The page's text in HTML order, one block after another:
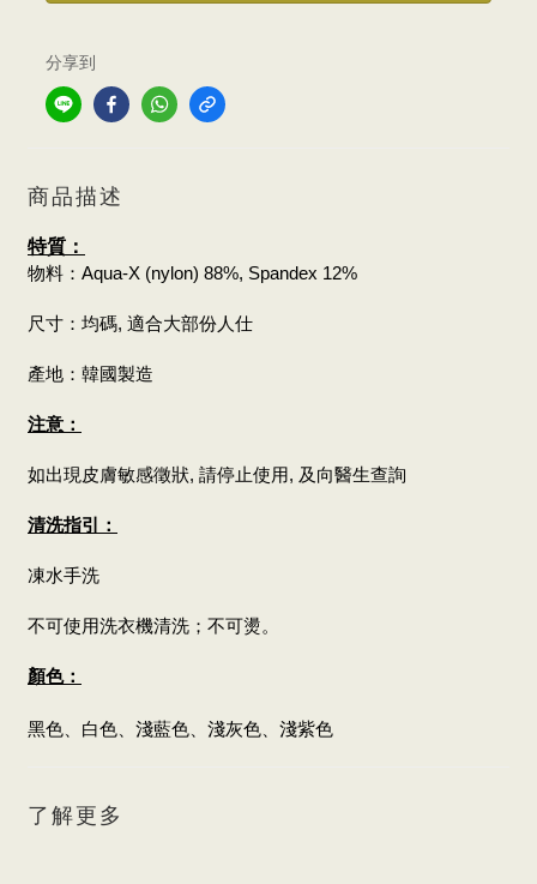
分享到
商品描述
特質：
物料：Aqua-X (nylon) 88%, Spandex 12%
尺寸：均碼, 適合大部份人仕
產地：韓國製造
注意：
如出現皮膚敏感徵狀, 請停止使用, 及向醫生查詢
清洗指引：
凍水手洗
不可使用洗衣機清洗；不可燙。
顏色：
黑色、 白色、 淺藍色、淺灰色、淺紫色
了解更多